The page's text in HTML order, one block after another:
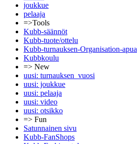
joukkue
pelaaja
=>Tools
Kubb-säännöt
Kubb-tuote/ottelu
Kubb-turnauksen-Organisation-apua
Kubbkoulu
=> New
uusi: turnauksen_vuosi
uusi: joukkue
uusi: pelaaja
uusi: video
uusi: otsikko
=> Fun
Satunnainen sivu
Kubb-FanShops